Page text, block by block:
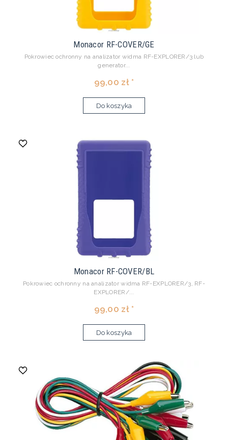
Monacor RF-COVER/GE
Pokrowiec ochronny na analizator widma RF-EXPLORER/3 lub
generator...
99,00 zł *
Do koszyka
Monacor RF-COVER/BL
Pokrowiec ochronny na analizator widma RF-EXPLORER/3, RF-
EXPLORER/...
99,00 zł *
Do koszyka